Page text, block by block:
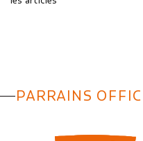
PARRAINS